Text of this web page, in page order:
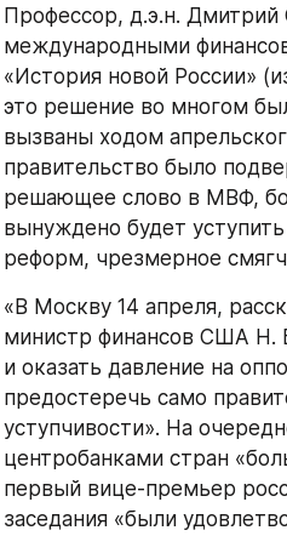
Профессор, д.э.н.
международными
«История новой России»
это решение во многом
вызваны ходом
правительство было
решающее слово в МВФ,
вынуждено будет
реформ, чрезмерное
«В Москву 14 апреля,
министр финансов США Н.
и оказать давление на
предостеречь само
уступчивости». На
центробанками стран
первый вице-премьер
заседания «были